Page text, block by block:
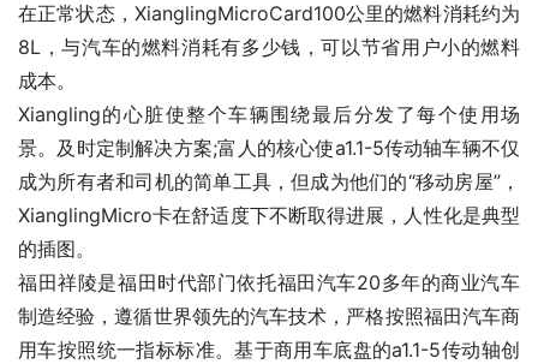
在正常状态，XianglingMicroCard100公里的燃料消耗约为
8L，与汽车的燃料消耗有多少钱，可以节省用户小的燃料
成本。
Xiangling的心脏使整个车辆围绕最后分发了每个使用场
景。及时定制解决方案;富人的核心使a1.1-5传动轴车辆不仅
成为所有者和司机的简单工具，但成为他们的“移动房屋”，
XianglingMicro卡在舒适度下不断取得进展，人性化是典型
的插图。
福田祥陵是福田时代部门依托福田汽车20多年的商业汽车
制造经验，遵循世界领先的汽车技术，严格按照福田汽车商
用车按照统一指标标准。基于商用车底盘的a1.1-5传动轴创